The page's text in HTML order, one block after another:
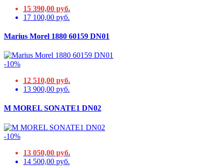
15 390,00 руб.
17 100,00 руб.
Marius Morel 1880 60159 DN01
-10%
12 510,00 руб.
13 900,00 руб.
M MOREL SONATE1 DN02
-10%
13 050,00 руб.
14 500,00 руб.